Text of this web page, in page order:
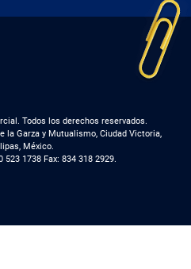
Todos los derechos reservados.
la Garza y Mutualismo, Ciudad Victoria,
México.
523 1738 Fax: 834 318 2929.